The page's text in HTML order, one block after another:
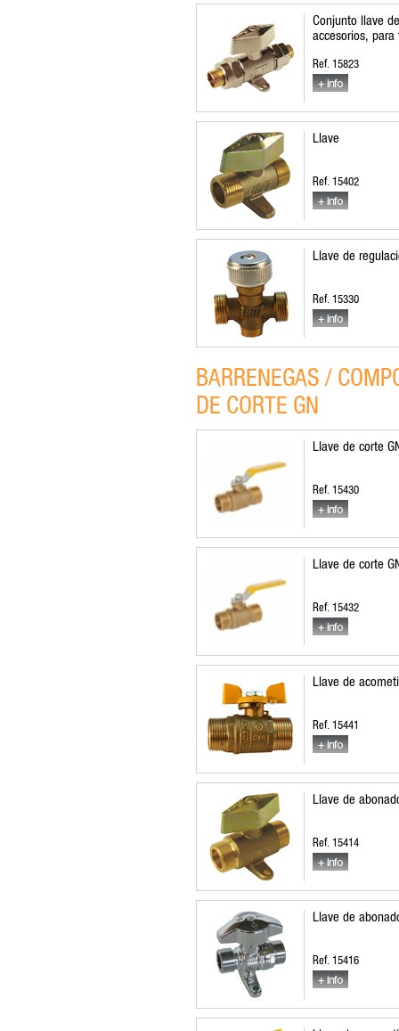
Conjunto llave
accesorios,
Ref. 15823
Llave
Ref. 15402
Llave de
Ref. 15330
BARRENEGAS /
DE CORTE GN
Llave de corte
Ref. 15430
Llave de corte
Ref. 15432
Llave de
Ref. 15441
Llave de
Ref. 15414
Llave de
Ref. 15416